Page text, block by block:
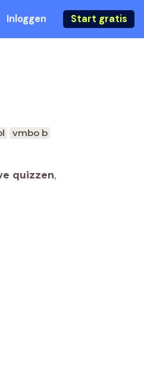
Inloggen Start gratis
vmbo b
quizzen,